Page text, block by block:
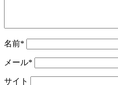
名前*
メール*
サイト